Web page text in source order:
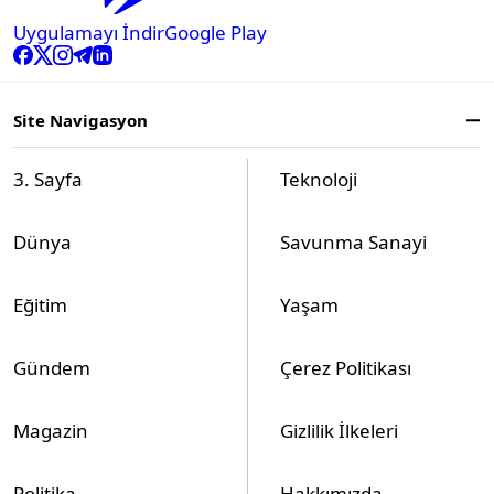
Uygulamayı İndirGoogle Play
Site Navigasyon
3. Sayfa
Dünya
Eğitim
Gündem
Magazin
Teknoloji
Savunma Sanayi
Yaşam
Çerez Politikası
Gizlilik İlkeleri